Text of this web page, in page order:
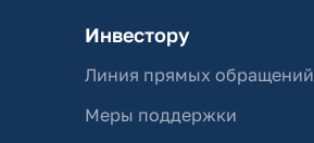
Инвестору
Линия прямых обращений
Меры поддержки